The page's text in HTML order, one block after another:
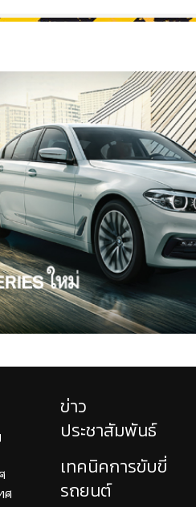
ศ
ข่าว
ประชาสัมพันธ์
เทคนิคการขับขี่
รถยนต์